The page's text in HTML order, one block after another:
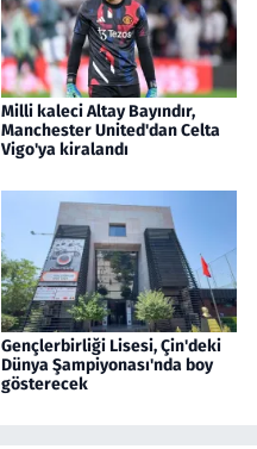
Milli kaleci Altay Bayındır,
Manchester United'dan Celta
Vigo'ya kiralandı
Gençlerbirliği Lisesi, Çin'deki
Dünya Şampiyonası'nda boy
gösterecek